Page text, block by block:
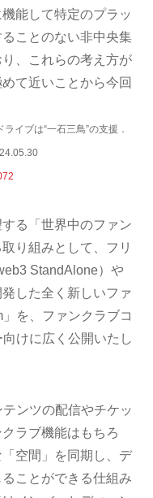
能して特定のプラッ
ことのない非中央集
、これらの考え方が
て近いことから今回
イブは“一石三鳥”の支援．
る「世界中のファン
り組みとして、フリ
StandAlone）や
した全く新しいファ
を、ファンクラブコ
けに広く公開いたし
ンツの配信やチケッ
ラブ機能はもちろ
空間」を同期し、デ
ことができる仕組み